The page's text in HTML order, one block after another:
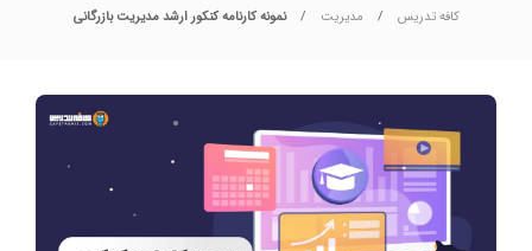
کافه تدریس مدیریت نمونه کارنامه کنکور ارشد مدیریت بازرگانی